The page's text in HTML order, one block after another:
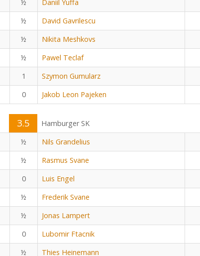
½ Daniil Yuffa
½ David Gavrilescu
½ Nikita Meshkovs
½ Pawel Teclaf
1 Szymon Gumularz
0 Jakob Leon Pajeken
3.5
Hamburger SK
½ Nils Grandelius
½ Rasmus Svane
0 Luis Engel
½ Frederik Svane
½ Jonas Lampert
0 Lubomir Ftacnik
½ Thies Heinemann